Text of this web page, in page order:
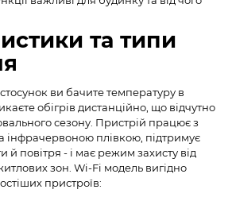
та типи
ви бачите температуру в
обігрів дистанційно, що відчутно
сезону. Пристрій працює з
інфрачервоною плівкою, підтримує
й повітря - і має режим захисту від
зон. Wi-Fi модель вигідно
пристроїв: